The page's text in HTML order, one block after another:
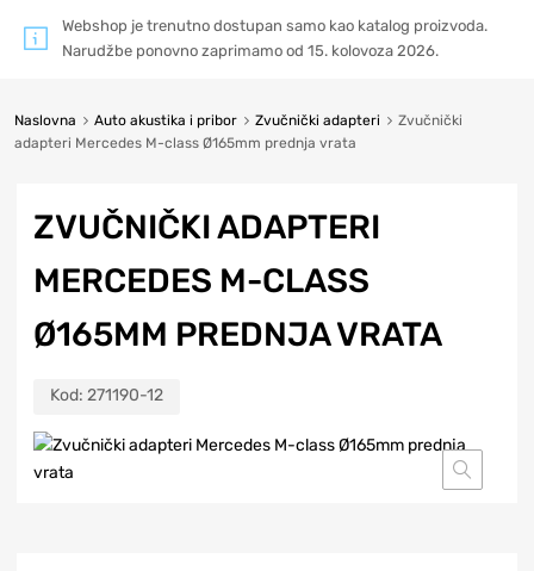
Webshop je trenutno dostupan samo kao katalog proizvoda.
Narudžbe ponovno zaprimamo od 15. kolovoza 2026.
Naslovna Auto akustika i pribor Zvučnički adapteri
Zvučnički
adapteri Mercedes M-class Ø165mm prednja vrata
ZVUČNIČKI ADAPTERI
MERCEDES M-CLASS
Ø165MM PREDNJA VRATA
Kod: 271190-12